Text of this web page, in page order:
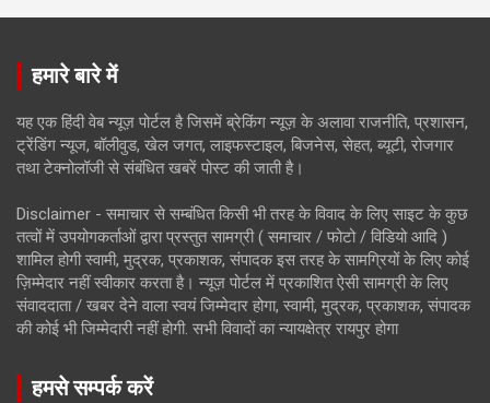
हमारे बारे में
यह एक हिंदी वेब न्यूज़ पोर्टल है जिसमें ब्रेकिंग न्यूज़ के अलावा राजनीति, प्रशासन,
ट्रेंडिंग न्यूज, बॉलीवुड, खेल जगत, लाइफस्टाइल, बिजनेस, सेहत, ब्यूटी, रोजगार
तथा टेक्नोलॉजी से संबंधित खबरें पोस्ट की जाती है।
Disclaimer - समाचार से सम्बंधित किसी भी तरह के विवाद के लिए साइट के कुछ
तत्वों में उपयोगकर्ताओं द्वारा प्रस्तुत सामग्री ( समाचार / फोटो / विडियो आदि )
शामिल होगी स्वामी, मुद्रक, प्रकाशक, संपादक इस तरह के सामग्रियों के लिए कोई
ज़िम्मेदार नहीं स्वीकार करता है। न्यूज़ पोर्टल में प्रकाशित ऐसी सामग्री के लिए
संवाददाता / खबर देने वाला स्वयं जिम्मेदार होगा, स्वामी, मुद्रक, प्रकाशक, संपादक
की कोई भी जिम्मेदारी नहीं होगी. सभी विवादों का न्यायक्षेत्र रायपुर होगा
हमसे सम्पर्क करें